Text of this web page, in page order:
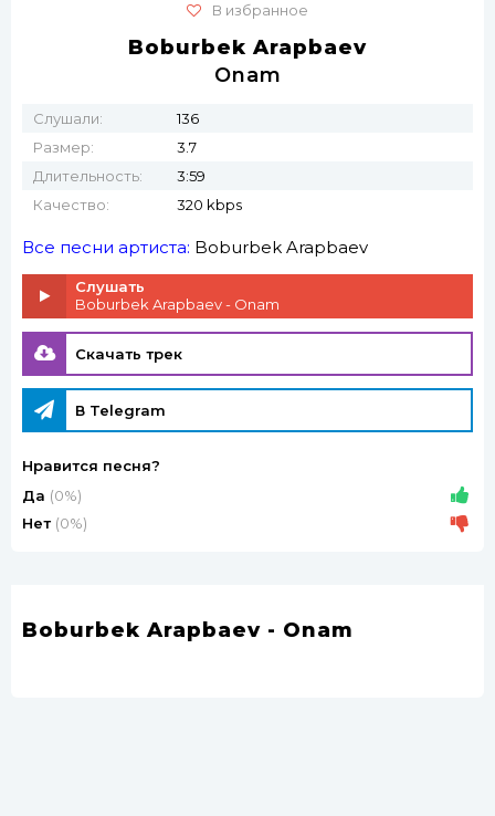
В избранное
Boburbek Arapbaev
Onam
Слушали:
136
Размер:
3.7
Длительность:
3:59
Качество:
320 kbps
Все песни артиста: Boburbek Arapbaev
Слушать
Boburbek Arapbaev - Onam
Скачать трек
В Telegram
Нравится песня?
Да (0%)
Нет (0%)
Boburbek Arapbaev - Onam